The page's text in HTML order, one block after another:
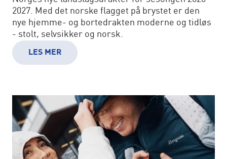
2027. Med det norske flagget på brystet er den
nye hjemme- og bortedrakten moderne og tidløs
- stolt, selvsikker og norsk.
LES MER